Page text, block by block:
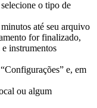
o tipo de
até seu arquivo
for finalizado,
instrumentos
e, em
ou algum